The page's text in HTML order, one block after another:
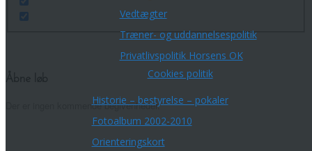
Vedtægter
Træner- og uddannelsespolitik
Privatlivspolitik Horsens OK
Cookies politik
Historie – bestyrelse – pokaler
Fotoalbum 2002-2010
Orienteringskort
Der er ingen kommende begivenheder.